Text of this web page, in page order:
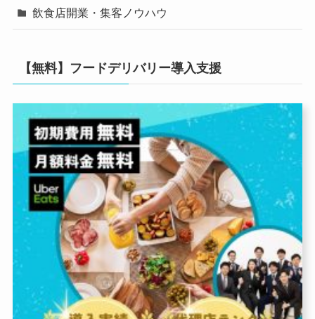
飲食店開業・集客ノウハウ
【無料】フードデリバリー導入支援